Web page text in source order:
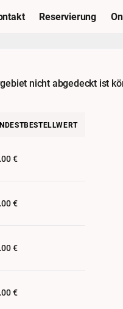
Reservierung
nicht abgedeckt ist
€
€
€
€